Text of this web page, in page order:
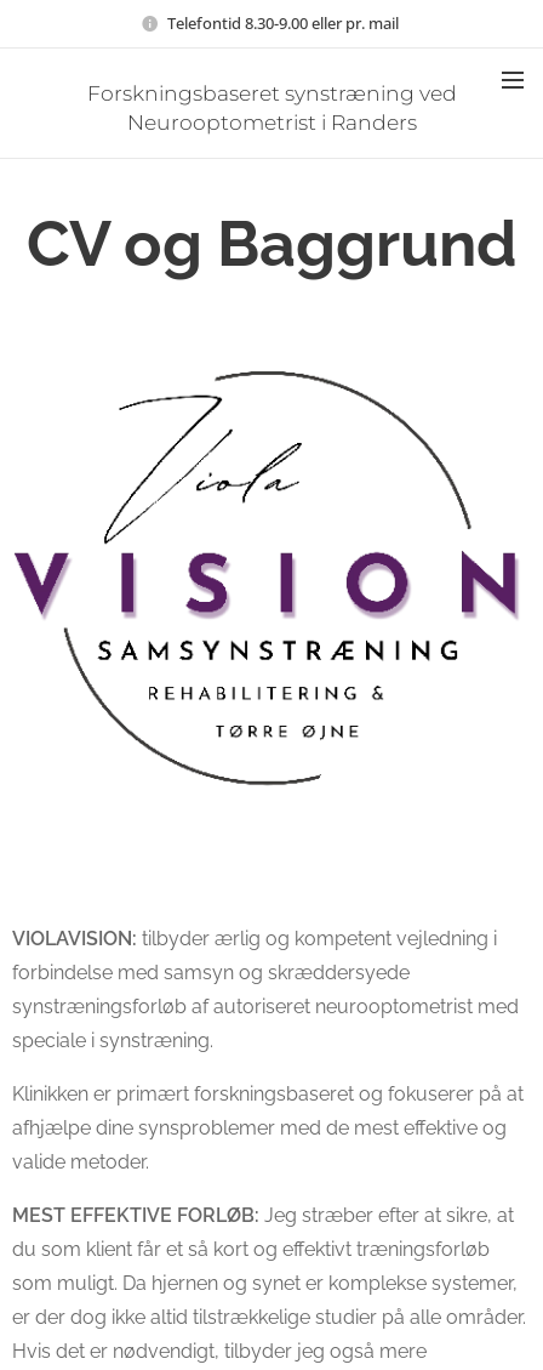
Telefontid 8.30-9.00 eller pr. mail
Forskningsbaseret synstræning ved
Neurooptometrist i Randers
CV og Baggrund
VIOLAVISION: tilbyder ærlig og kompetent vejledning i
forbindelse med samsyn og skræddersyede
synstræningsforløb af autoriseret neurooptometrist med
speciale i synstræning.
Klinikken er primært forskningsbaseret og fokuserer på at
afhjælpe dine synsproblemer med de mest effektive og
valide metoder.
MEST EFFEKTIVE FORLØB: Jeg stræber efter at sikre, at
du som klient får et så kort og effektivt træningsforløb
som muligt. Da hjernen og synet er komplekse systemer,
er der dog ikke altid tilstrækkelige studier på alle områder.
Hvis det er nødvendigt, tilbyder jeg også mere